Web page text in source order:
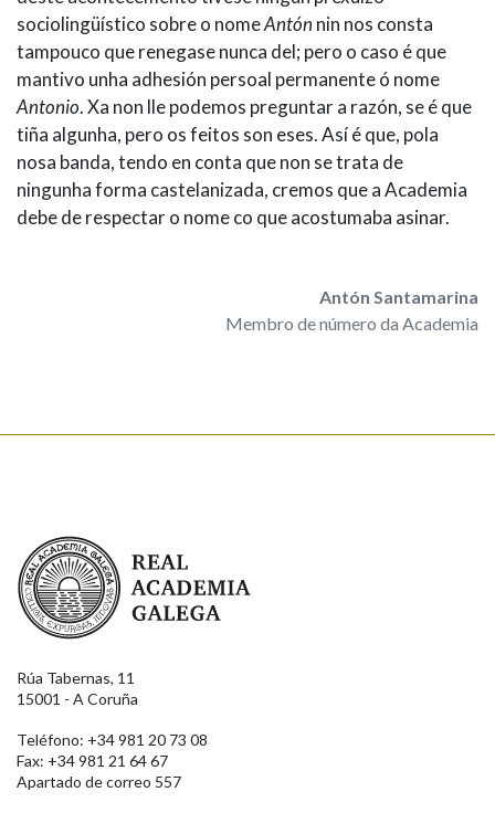
sociolingüístico sobre o nomeAntónnin nos consta
tampouco que renegase nunca del; pero o caso é que
mantivo unha adhesión persoal permanente ó nome
Antonio. Xa non lle podemos preguntar a razón, se é que
tiña algunha, pero os feitos son eses. Así é que, pola
nosa banda, tendo en conta que non se trata de
ningunha forma castelanizada, cremos que a Academia
debe de respectar o nome co que acostumaba asinar.
Antón Santamarina
Membro de número da Academia
Real Academia Galega
Rúa Tabernas, 11
15001 - A Coruña
Teléfono: +34 981 20 73 08
Fax: +34 981 21 64 67
Apartado de correo 557